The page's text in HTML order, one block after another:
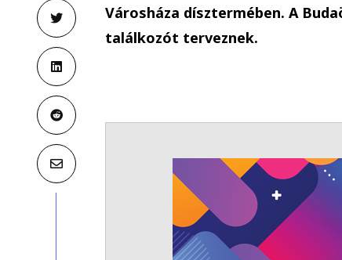
Városháza dísztermében. A
találkozót terveznek.